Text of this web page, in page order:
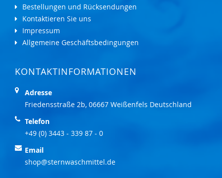
Bestellungen und Rücksendungen
Kontaktieren Sie uns
Impressum
Allgemeine Geschäftsbedingungen
KONTAKTINFORMATIONEN
Adresse
Friedensstraße 2b, 06667 Weißenfels Deutschland
Telefon
+49 (0) 3443 - 339 87 - 0
Email
shop@sternwaschmittel.de